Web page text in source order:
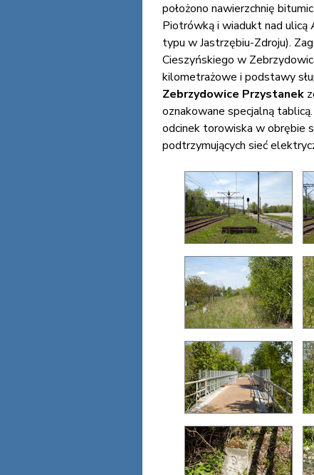
położono nawierzchnię
Piotrówką i wiadukt nad ulicą
typu w Jastrzębiu-Zdroju).
Cieszyńskiego w
kilometrażowe i podstawy
Zebrzydowice Przystanek
oznakowane specjalną
odcinek torowiska w obrębie
podtrzymujących sieć